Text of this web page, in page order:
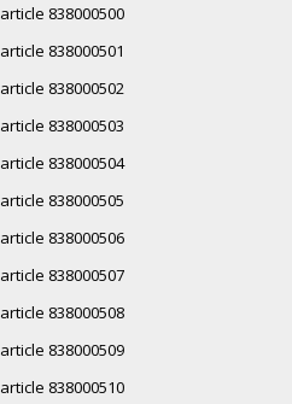
article 838000500
article 838000501
article 838000502
article 838000503
article 838000504
article 838000505
article 838000506
article 838000507
article 838000508
article 838000509
article 838000510